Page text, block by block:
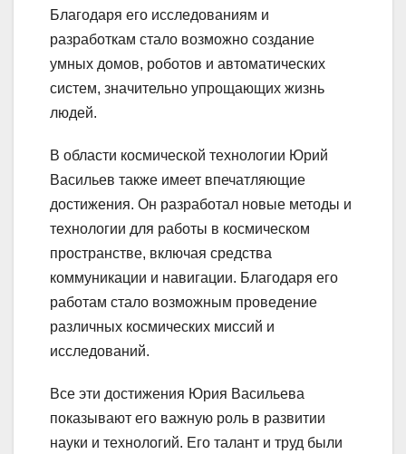
Благодаря его исследованиям и
разработкам стало возможно создание
умных домов, роботов и автоматических
систем, значительно упрощающих жизнь
людей.
В области космической технологии Юрий
Васильев также имеет впечатляющие
достижения. Он разработал новые методы и
технологии для работы в космическом
пространстве, включая средства
коммуникации и навигации. Благодаря его
работам стало возможным проведение
различных космических миссий и
исследований.
Все эти достижения Юрия Васильева
показывают его важную роль в развитии
науки и технологий. Его талант и труд были